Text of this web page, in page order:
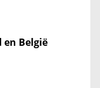
en België